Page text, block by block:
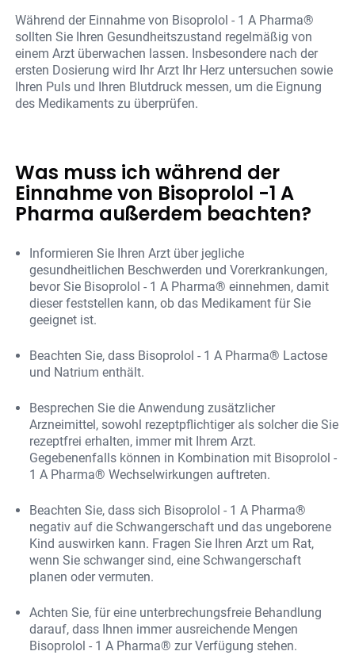
Während der Einnahme von Bisoprolol - 1 A Pharma®
sollten Sie Ihren Gesundheitszustand regelmäßig von
einem Arzt überwachen lassen. Insbesondere nach der
ersten Dosierung wird Ihr Arzt Ihr Herz untersuchen sowie
Ihren Puls und Ihren Blutdruck messen, um die Eignung
des Medikaments zu überprüfen.
Was muss ich während der
Einnahme von Bisoprolol -1 A
Pharma außerdem beachten?
Informieren Sie Ihren Arzt über jegliche
gesundheitlichen Beschwerden und Vorerkrankungen,
bevor Sie Bisoprolol - 1 A Pharma® einnehmen, damit
dieser feststellen kann, ob das Medikament für Sie
geeignet ist.
Beachten Sie, dass Bisoprolol - 1 A Pharma® Lactose
und Natrium enthält.
Besprechen Sie die Anwendung zusätzlicher
Arzneimittel, sowohl rezeptpflichtiger als solcher die Sie
rezeptfrei erhalten, immer mit Ihrem Arzt.
Gegebenenfalls können in Kombination mit Bisoprolol -
1 A Pharma® Wechselwirkungen auftreten.
Beachten Sie, dass sich Bisoprolol - 1 A Pharma®
negativ auf die Schwangerschaft und das ungeborene
Kind auswirken kann. Fragen Sie Ihren Arzt um Rat,
wenn Sie schwanger sind, eine Schwangerschaft
planen oder vermuten.
Achten Sie, für eine unterbrechungsfreie Behandlung
darauf, dass Ihnen immer ausreichende Mengen
Bisoprolol - 1 A Pharma® zur Verfügung stehen.